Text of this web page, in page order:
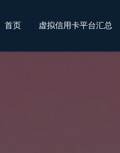
首页 虚拟信用卡平台汇总